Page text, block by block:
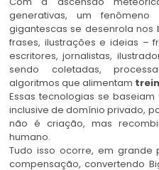
generativas, um
gigantescas se desenrola nos
frases, ilustrações e ideias –
escritores, jornalistas,
sendo coletadas,
algoritmos que alimentam
Essas tecnologias se
inclusive de domínio privado,
não é criação, mas
humano.
Tudo isso ocorre, em grande
compensação, convertendo